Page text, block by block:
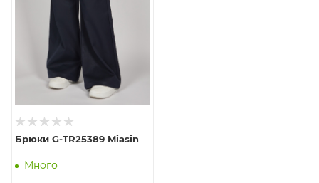
Брюки G-TR25389 Miasin
Много